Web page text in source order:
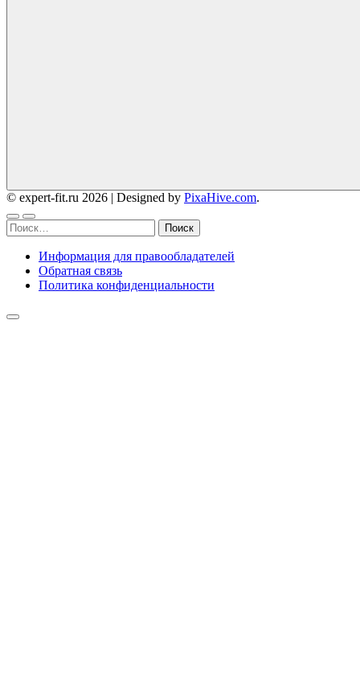
© expert-fit.ru 2026 | Designed by PixaHive.com.
Найти:
Информация для правообладателей
Обратная связь
Политика конфиденциальности